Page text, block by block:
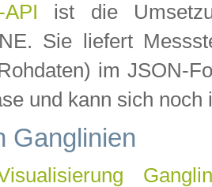
ist die
Sie liefert
im JSON-
und kann sich noch
Ganglinien